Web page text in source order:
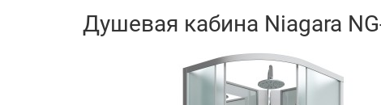
Душевая кабина Niagara